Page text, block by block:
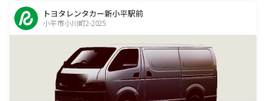
トヨタレンタカー新小平駅前
小平市小川町2-2025